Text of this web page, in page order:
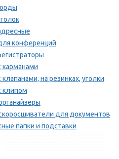
конференций
карманами
клапанами, на резинках, уголки
клипом
для документов
папки и подставки